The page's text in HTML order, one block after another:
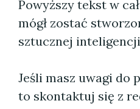
Powyższy tekst w
mógł zostać
sztucznej
Jeśli masz uwagi do
to skontaktuj się z